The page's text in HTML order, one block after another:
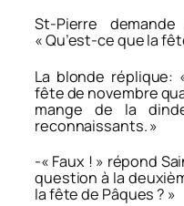
St-Pierre
« Qu’est-ce que la
La blonde réplique:
fête de novembre
mange de la
reconnaissants. »
-« Faux ! » répond
question à la
la fête de Pâques ? »